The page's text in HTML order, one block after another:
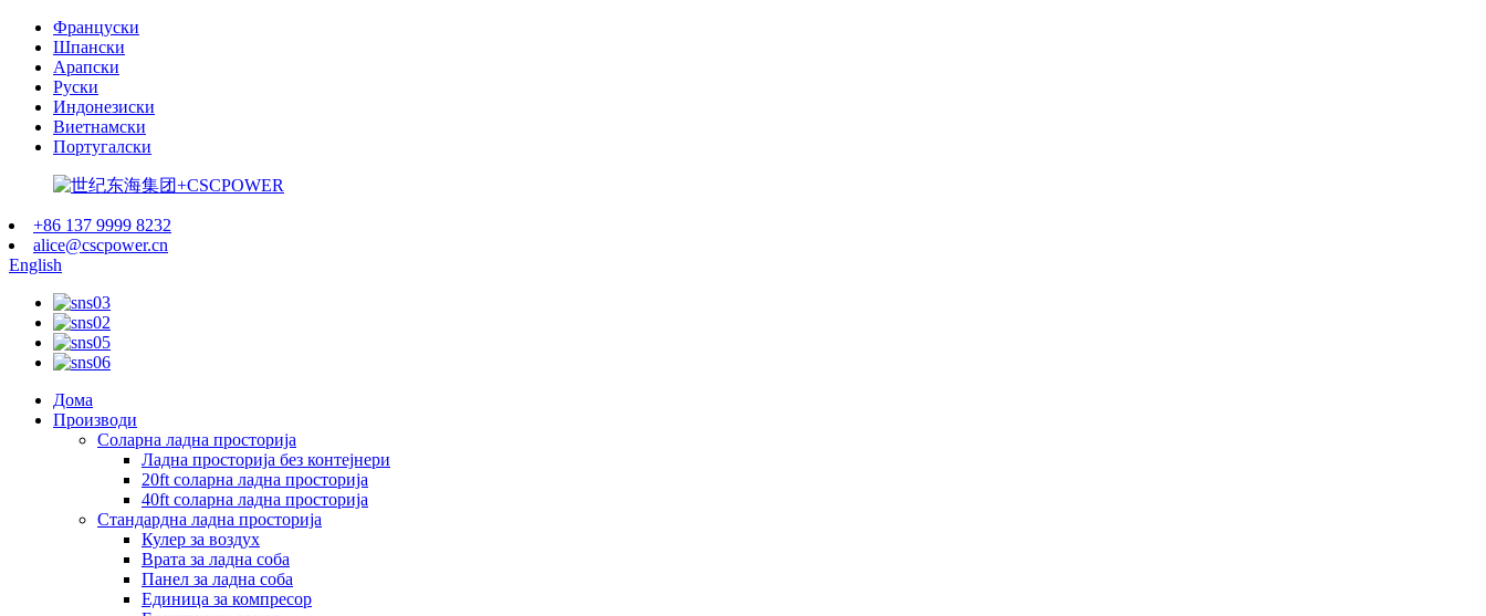
Француски
Шпански
Арапски
Руски
Индонезиски
Виетнамски
Португалски
+86 137 9999 8232
alice@cscpower.cn
English
Дома
Производи
Соларна ладна просторија
Ладна просторија без контејнери
20ft соларна ладна просторија
40ft соларна ладна просторија
Стандардна ладна просторија
Кулер за воздух
Врата за ладна соба
Панел за ладна соба
Единица за компресор